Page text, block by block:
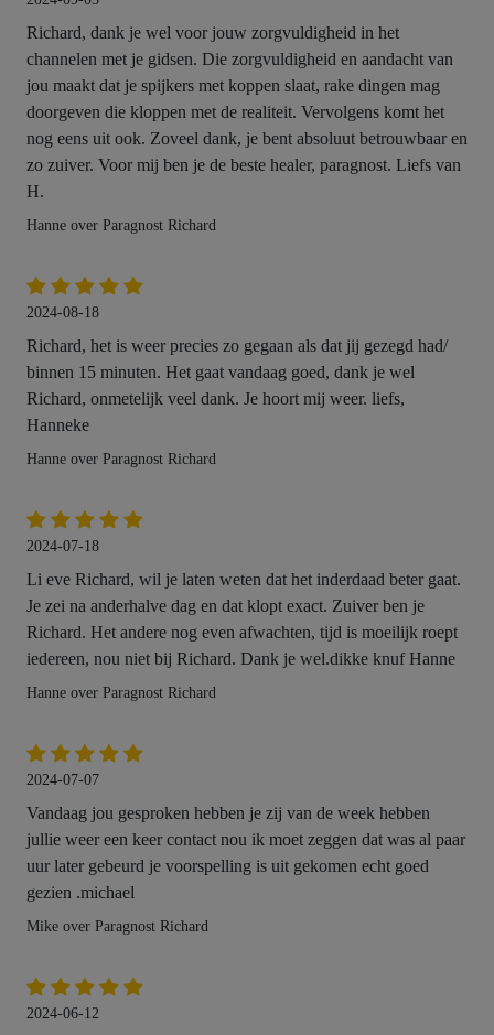
Richard, dank je wel voor jouw zorgvuldigheid in het
channelen met je gidsen. Die zorgvuldigheid en aandacht van
jou maakt dat je spijkers met koppen slaat, rake dingen mag
doorgeven die kloppen met de realiteit. Vervolgens komt het
nog eens uit ook. Zoveel dank, je bent absoluut betrouwbaar en
zo zuiver. Voor mij ben je de beste healer, paragnost. Liefs van
H.
Hanne over Paragnost Richard
2024-08-18
Richard, het is weer precies zo gegaan als dat jij gezegd had/
binnen 15 minuten. Het gaat vandaag goed, dank je wel
Richard, onmetelijk veel dank. Je hoort mij weer. liefs,
Hanneke
Hanne over Paragnost Richard
2024-07-18
Li eve Richard, wil je laten weten dat het inderdaad beter gaat.
Je zei na anderhalve dag en dat klopt exact. Zuiver ben je
Richard. Het andere nog even afwachten, tijd is moeilijk roept
iedereen, nou niet bij Richard. Dank je wel.dikke knuf Hanne
Hanne over Paragnost Richard
2024-07-07
Vandaag jou gesproken hebben je zij van de week hebben
jullie weer een keer contact nou ik moet zeggen dat was al paar
uur later gebeurd je voorspelling is uit gekomen echt goed
gezien .michael
Mike over Paragnost Richard
2024-06-12